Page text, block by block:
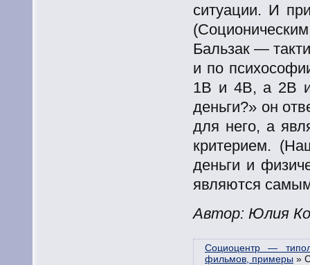
ситуации. И
Бальзак —
и по
1В и 4В, а 2В
деньги?» он
для него, а
критерием.
деньги и
являются
Автор: Юлия
Социоцентр —
фильмов, примеры »